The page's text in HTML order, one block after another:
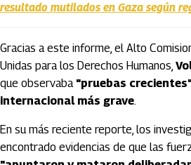
resultado mutilados en Gaza según
Gracias a este informe, el Alto
Unidas para los Derechos Humanos,
que observaba "pruebas
internacional más grave.
En su más reciente reporte, los
encontrado evidencias de que las